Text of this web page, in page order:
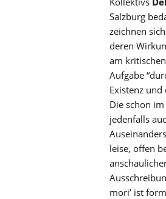
Salzburg
zeichnen
deren
am
Aufgabe
Existenz
Die schon
jedenfalls
leise, offen
mori’ ist